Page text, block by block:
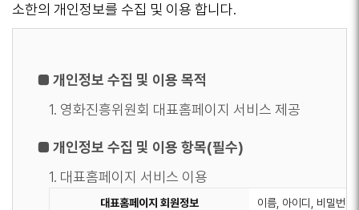
가하는 메일을 발송하는 등의 사유가 있을 시는 경
고 없이 사용자ID를 즉각 삭제하며 관계 기관에 법
인 서비스 이용고객" 및 서비스 신규 가입자에게 적
용, 시행됩니다.
소한의 개인정보를 수집 및 이용 합니다.
■ 개인정보 수집 및 이용 목적
1. 영화진흥위원회 대표홈페이지 서비스 제공
■ 개인정보 수집 및 이용 항목(필수)
1. 대표홈페이지 서비스 이용
대표홈페이지 회원정보 이름, 아이디, 비밀번